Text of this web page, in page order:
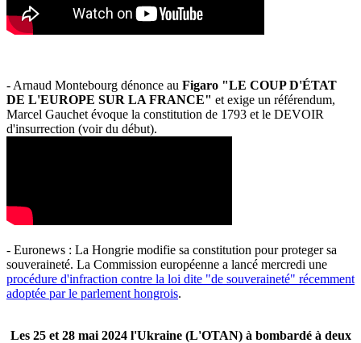
- Arnaud Montebourg dénonce au Figaro "LE COUP D'ÉTAT
DE L'EUROPE SUR LA FRANCE" et exige un référendum,
Marcel Gauchet évoque la constitution de 1793 et le DEVOIR
d'insurrection (voir du début).
- Euronews : La Hongrie modifie sa constitution pour proteger sa
souveraineté. La Commission européenne a lancé mercredi une
procédure d'infraction contre la loi dite "de souveraineté" récemment
adoptée par le parlement hongrois.
Les 25 et 28 mai 2024 l'Ukraine (L'OTAN) à bombardé à deux